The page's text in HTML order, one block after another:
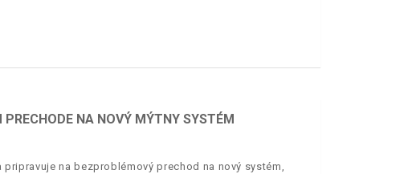
NA NOVÝ MÝTNY SYSTÉM
na bezproblémový prechod na nový systém,